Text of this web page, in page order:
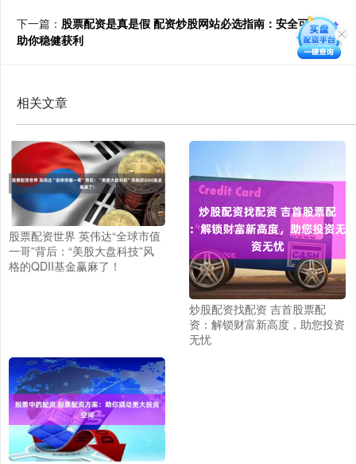
下一篇： 股票配资是真是假 配资炒股网站必选指南：安全可靠，
助你稳健获利
相关文章
股票配资世界 英伟达“全球市值
一哥”背后：“美股大盘科技”风
格的QDII基金赢麻了！
炒股配资找配资 吉首股票配
资：解锁财富新高度，助您投资
无忧